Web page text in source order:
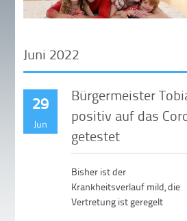
Juni 2022
29
Jun
Bürgermeister
positiv auf das
getestet
Bisher ist der
Krankheitsverlauf mild, die
Vertretung ist geregelt